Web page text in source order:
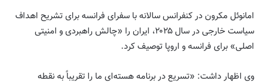
امانوئل مکرون در کنفرانس سالانه با سفرای فرانسه برای تشریح اهداف
سیاست خارجی در سال ۲۰۲۵، ایران را «چالش راهبردی و امنیتی
اصلی» برای فرانسه و اروپا توصیف کرد.
وی اظهار داشت: «تسریع در برنامه هسته‌ای ما را تقریباً به نقطه